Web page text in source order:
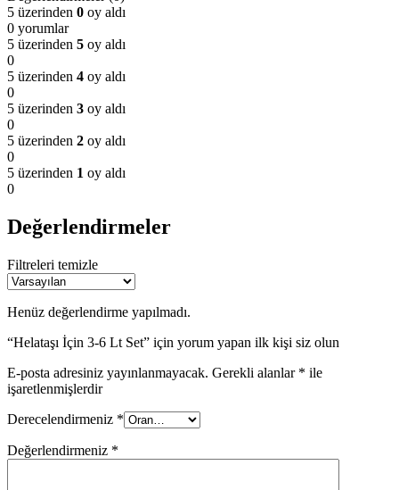
5 üzerinden 0 oy aldı
0 yorumlar
5 üzerinden 5 oy aldı
0
5 üzerinden 4 oy aldı
0
5 üzerinden 3 oy aldı
0
5 üzerinden 2 oy aldı
0
5 üzerinden 1 oy aldı
0
Değerlendirmeler
Filtreleri temizle
Henüz değerlendirme yapılmadı.
“Helataşı İçin 3-6 Lt Set” için yorum yapan ilk kişi siz olun
E-posta adresiniz yayınlanmayacak. Gerekli alanlar * ile
işaretlenmişlerdir
Derecelendirmeniz *
Değerlendirmeniz *